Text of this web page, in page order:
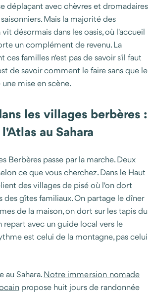
déplaçant avec chèvres et dromadaires
Mais la majorité des
désormais dans les oasis, où l'accueil
un complément de revenu. La
ces familles n'est pas de savoir s'il faut
de savoir comment le faire sans que le
mise en scène.
les villages berbères :
au Sahara
Berbères passe par la marche. Deux
ce que vous cherchez. Dans le Haut
des villages de pisé où l'on dort
des gîtes familiaux. On partage le dîner
de la maison, on dort sur les tapis du
repart avec un guide local vers le
est celui de la montagne, pas celui
au Sahara.Notre immersion nomade
propose huit jours de randonnée